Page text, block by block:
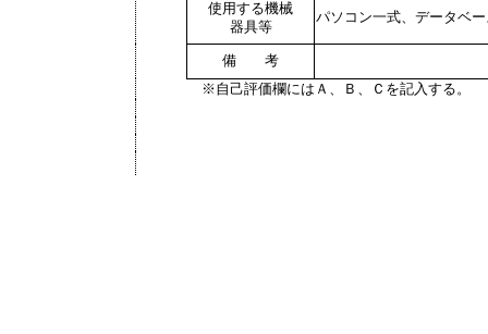
使用する機械
器具等
パソコン一式、データベ
備 考
※自己評価欄にはＡ、Ｂ、Ｃを記入する。